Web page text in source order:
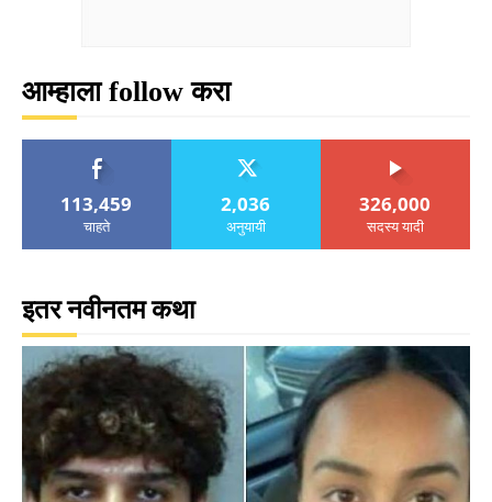
आम्हाला follow करा
113,459
चाहते
2,036
अनुयायी
326,000
सदस्य यादी
इतर नवीनतम कथा